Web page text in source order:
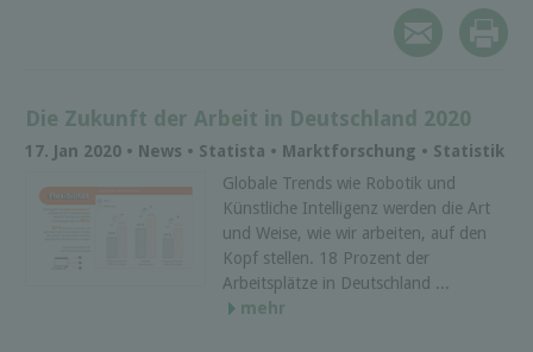
Die Zukunft der Arbeit in Deutschland 2020
17. Jan 2020 • News • Statista • Marktforschung • Statistik
Globale Trends wie Robotik und
Künstliche Intelligenz werden die Art
und Weise, wie wir arbeiten, auf den
Kopf stellen. 18 Prozent der
Arbeitsplätze in Deutschland ...
mehr